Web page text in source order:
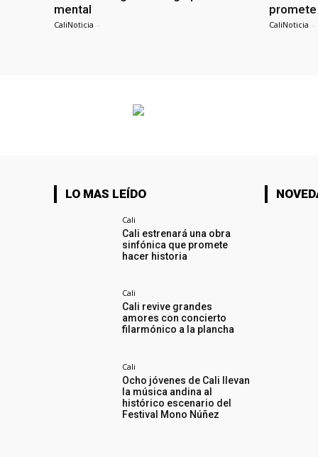
mental
CaliNoticia - CaliNoticia -
LO MAS LEÍDO
Cali
Cali estrenará una obra
sinfónica que promete
hacer historia
Cali
Cali revive grandes
amores con concierto
filarmónico a la plancha
Cali
Ocho jóvenes de Cali llevan
la música andina al
histórico escenario del
Festival Mono Núñez